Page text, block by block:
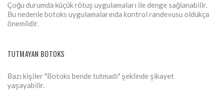
Çoğu durumda küçük rötuş uygulamaları ile denge sağlanabilir.
Bu nedenle botoks uygulamalarında kontrol randevusu oldukça
önemlidir.
TUTMAYAN BOTOKS
Bazı kişiler "Botoks bende tutmadı" şeklinde şikayet
yaşayabilir.